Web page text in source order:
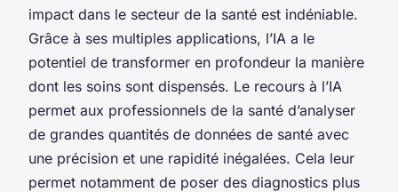
impact dans le secteur de la santé est indéniable.
Grâce à ses multiples applications, l’IA a le
potentiel de transformer en profondeur la manière
dont les soins sont dispensés. Le recours à l’IA
permet aux professionnels de la santé d’analyser
de grandes quantités de données de santé avec
une précision et une rapidité inégalées. Cela leur
permet notamment de poser des diagnostics plus